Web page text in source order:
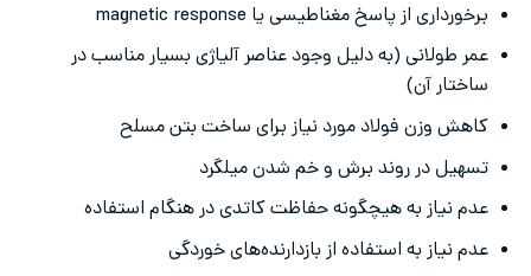
برخورداری از پاسخ مغناطیسی یا magnetic response
عمر طولانی (به دلیل وجود عناصر آلیاژی بسیار مناسب در
ساختار آن)
کاهش وزن فولاد مورد نیاز برای ساخت بتن مسلح
تسهیل در روند برش و خم شدن میلگرد
عدم نیاز به هیچگونه حفاظت کاتدی در هنگام استفاده
عدم نیاز به استفاده از بازدارنده‌های خوردگی